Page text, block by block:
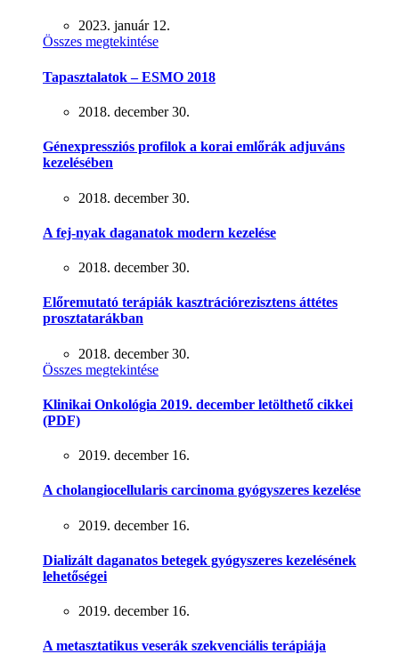
2023. január 12.
Összes megtekintése
Tapasztalatok – ESMO 2018
2018. december 30.
Génexpressziós profilok a korai emlőrák adjuváns
kezelésében
2018. december 30.
A fej-nyak daganatok modern kezelése
2018. december 30.
Előremutató terápiák kasztrációrezisztens áttétes
prosztatarákban
2018. december 30.
Összes megtekintése
Klinikai Onkológia 2019. december letölthető cikkei
(PDF)
2019. december 16.
A cholangiocellularis carcinoma gyógyszeres kezelése
2019. december 16.
Dializált daganatos betegek gyógyszeres kezelésének
lehetőségei
2019. december 16.
A metasztatikus veserák szekvenciális terápiája